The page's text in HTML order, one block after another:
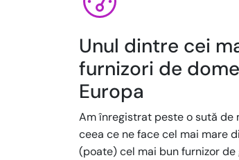
Unul dintre cei
furnizori de
Europa
Am înregistrat peste o sută de
ceea ce ne face cel mai mare
(poate) cel mai bun furnizor de